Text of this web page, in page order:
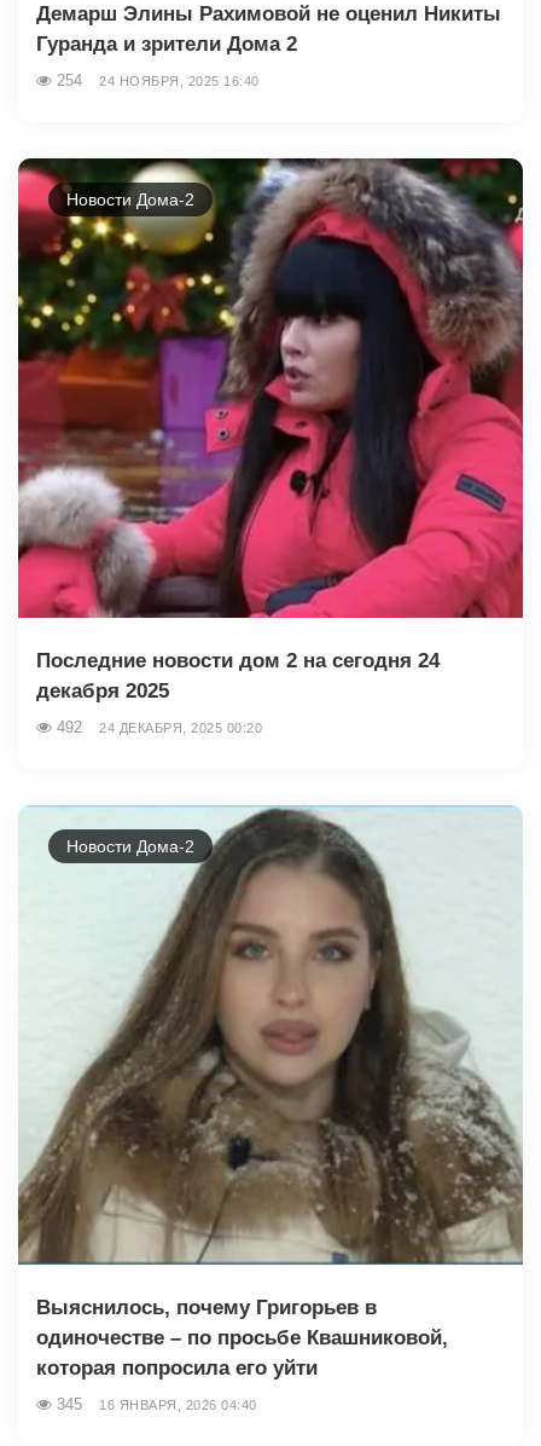
Демарш Элины Рахимовой не оценил Никиты
Гуранда и зрители Дома 2
254 24 НОЯБРЯ, 2025 16:40
Новости Дома-2
Последние новости дом 2 на сегодня 24
декабря 2025
492 24 ДЕКАБРЯ, 2025 00:20
Новости Дома-2
Выяснилось, почему Григорьев в
одиночестве – по просьбе Квашниковой,
которая попросила его уйти
345 16 ЯНВАРЯ, 2026 04:40